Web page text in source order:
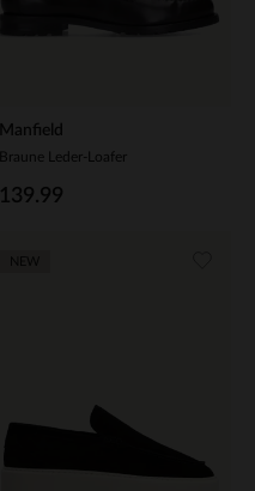
Manfield
Braune Leder-Loafer
139.99